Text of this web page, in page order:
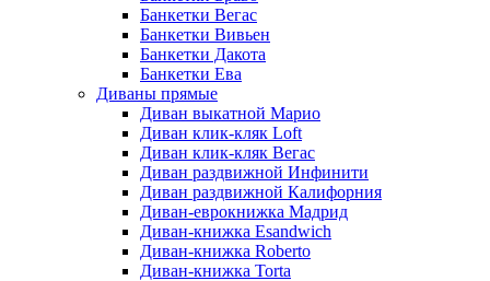
Банкетки Вегас
Банкетки Вивьен
Банкетки Дакота
Банкетки Ева
Диваны прямые
Диван выкатной Марио
Диван клик-кляк Loft
Диван клик-кляк Вегас
Диван раздвижной Инфинити
Диван раздвижной Калифорния
Диван-еврокнижка Мадрид
Диван-книжка Esandwich
Диван-книжка Roberto
Диван-книжка Torta